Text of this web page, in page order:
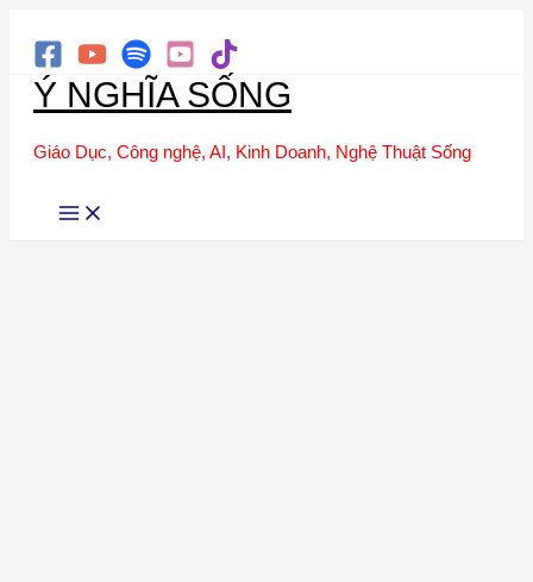
tới
nội
dung
kiếm
Ý NGHĨA SỐNG
Giáo Dục, Công nghệ, AI, Kinh Doanh, Nghệ Thuật Sống